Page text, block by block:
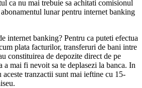
ca nu mai trebuie sa achitati comisionul
lunar pentru internet banking
internet banking? Pentru ca puteti efectua
plata facturilor, transferuri de bani intre
constituirea de depozite direct de pe
a mai fi nevoit sa te deplasezi la banca. In
aceste tranzactii sunt mai ieftine cu 15-